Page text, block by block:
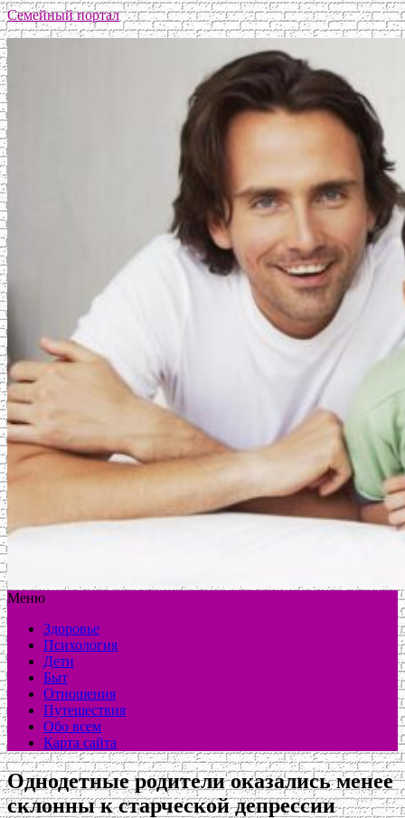
Семейный портал
Меню
Здоровье
Психология
Дети
Быт
Отношения
Путешествия
Обо всем
Карта сайта
Однодетные родители оказались менее
склонны к старческой депрессии